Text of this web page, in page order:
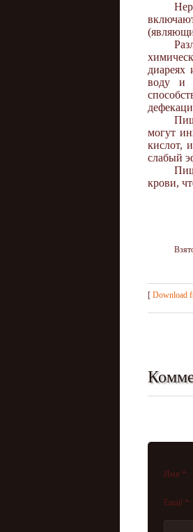
диареях
воду и
могут
кислот,
слабый
крови,
[ Download
Имя *:
Email *: